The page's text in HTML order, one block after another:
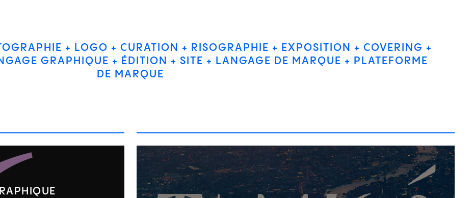
LOGO CURATION RISOGRAPHIE EXPOSITION
COVERING
GRAPHIQUE ÉDITION SITE LANGAGE DE MARQUE
PLATEFORME
DE MARQUE